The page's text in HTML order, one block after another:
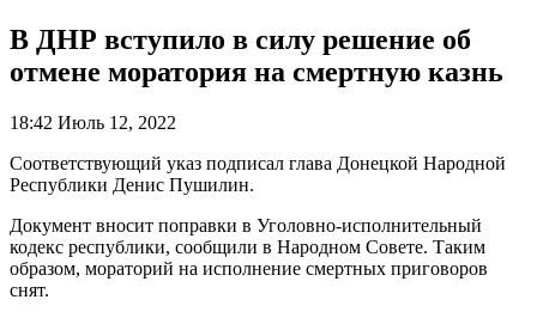
В ДНР вступило в силу решение об
отмене моратория на смертную казнь
18:42 Июль 12, 2022
Соответствующий указ подписал глава Донецкой Народной
Республики Денис Пушилин.
Документ вносит поправки в Уголовно-исполнительный
кодекс республики, сообщили в Народном Совете. Таким
образом, мораторий на исполнение смертных приговоров
снят.